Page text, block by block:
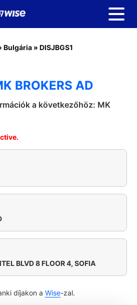
Bulgária » DISJBGS1
BROKERS AD
a következőhöz: MK
BLVD 8 FLOOR 4, SOFIA
díjakon a Wise-zal.